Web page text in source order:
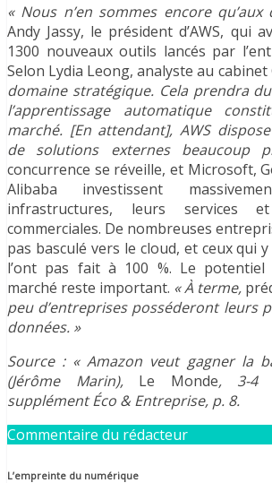
« Nous n’en sommes encore qu’aux
Andy Jassy, le président d’AWS, qui
1300 nouveaux outils lancés par
Selon Lydia Leong, analyste au
domaine stratégique. Cela prendra
l’apprentissage automatique
marché. [En attendant], AWS
de solutions externes beaucoup
concurrence se réveille, et Microsoft,
Alibaba investissent
infrastructures, leurs services
commerciales. De nombreuses
pas basculé vers le cloud, et ceux qui
l’ont pas fait à 100 %. Le potentiel
marché reste important. « À terme,
peu d’entreprises posséderont leurs
données. »
Source : « Amazon veut gagner la
(Jérôme Marin),Le Monde, 3-4
supplément Éco & Entreprise, p. 8.
Commentaire du rédacteur
L’empreinte du numérique